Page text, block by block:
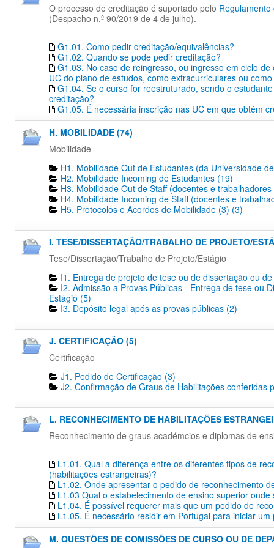
O processo de creditação é suportado pelo
(Despacho n.º 90/2019 de 4 de julho).
G1.01. Como pedir creditação/equivalências?
G1.02. Quando se pode pedir creditação?
G1.03. No caso de reingresso, ou ingresso em ciclo
UC do plano de estudos, como extracurriculares ou
G1.04. Se o curso for reestruturado, sendo o
creditação?
G1.05. É necessária inscrição nas UC em que obtém
H. MOBILIDADE (74)
Mobilidade
H1. Mobilidade Out de Estudantes (da Universidade
H2. Mobilidade Incoming de Estudantes (19)
H3. Mobilidade Out de Staff (docentes e
H4. Mobilidade Incoming de Staff (docentes e
H5. Protocolos e Acordos de Mobilidade (3) (3)
I. TESE/DISSERTAÇÃO/TRABALHO DE PROJETO/
Tese/Dissertação/Trabalho de Projeto/Estágio
I1. Entrega de projeto de tese ou de dissertação ou
I2. Admissão a Provas Públicas - Entrega de tese ou
Estágio (5)
I3. Depósito legal após as provas públicas (2)
J. CERTIFICAÇÃO (5)
Certificação
J1. Pedido de Certificação​ (3)
J2. Confirmação de Graus de Habilitações conferidas
L. RECONHECIMENTO DE HABILITAÇÕES
Reconhecimento de graus académcios e diplomas de
L1.01. Qual a diferença entre os diferentes tipos de
(habilitações estrangeiras)?
L1.02. Onde apresentar o pedido de reconhecimento
L1.03 Qual o estabelecimento de ensino superior
L1.04. É possível requerer mais que um pedido de
L1.05. É necessário residir em Portugal para iniciar
M. QUESTÕES DE COMISSÕES DE CURSO OU DE